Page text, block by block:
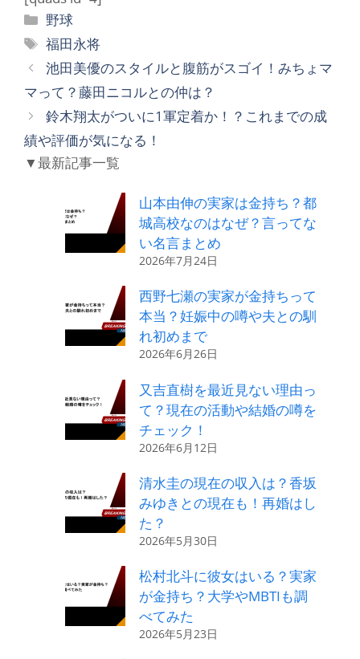
カ
テ
ゴ
リ
ー
野球
タ
グ
福田永将
池田美優のスタイルと腹筋がスゴイ！みちょマ
マって？藤田ニコルとの仲は？
鈴木翔太がついに1軍定着か！？これまでの成
績や評価が気になる！
▼最新記事一覧
山本由伸の実家は金持ち？都
城高校なのはなぜ？言ってな
い名言まとめ
2026年7月24日
西野七瀬の実家が金持ちって
本当？妊娠中の噂や夫との馴
れ初めまで
2026年6月26日
又吉直樹を最近見ない理由っ
て？現在の活動や結婚の噂を
チェック！
2026年6月12日
清水圭の現在の収入は？香坂
みゆきとの現在も！再婚はし
た？
2026年5月30日
松村北斗に彼女はいる？実家
が金持ち？大学やMBTIも調
べてみた
2026年5月23日